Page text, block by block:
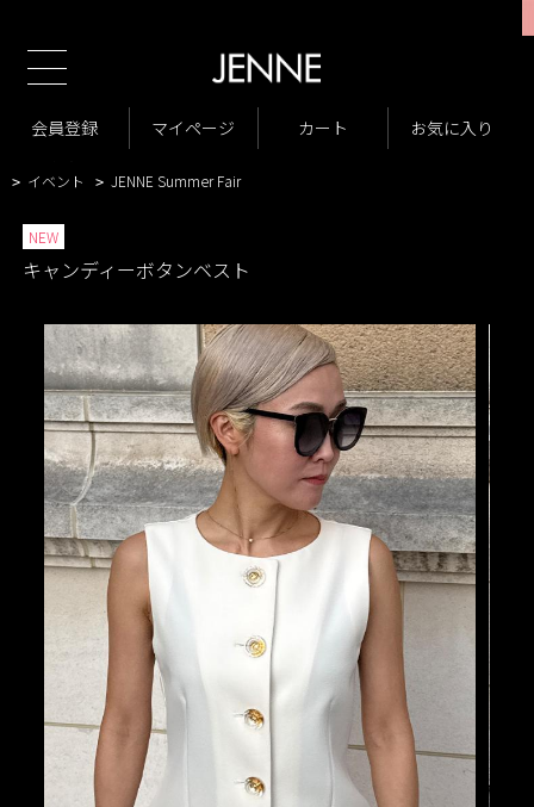
会員登録 マイページ カート お気に入り
TOP
VARIATION LIST キャンディーボタンベスト
PRICE OFF
> イベント > JENNE Summer Fair
NEW
キャンディーボタンベスト